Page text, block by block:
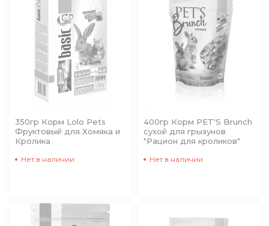
350гр Корм Lolo Pets
Фруктовый для Хомяка и
Кролика
Нет в наличии
400гр Корм PET'S Brunch
сухой для грызунов
"Рацион для кроликов"
Нет в наличии